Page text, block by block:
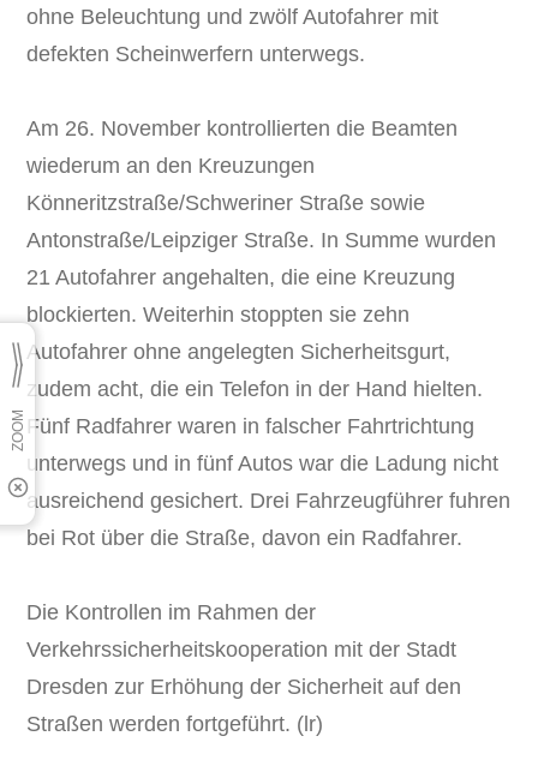
ohne Beleuchtung und zwölf Autofahrer mit
defekten Scheinwerfern unterwegs.
Am 26. November kontrollierten die Beamten
wiederum an den Kreuzungen
Könneritzstraße/Schweriner Straße sowie
Antonstraße/Leipziger Straße. In Summe wurden
21 Autofahrer angehalten, die eine Kreuzung
blockierten. Weiterhin stoppten sie zehn
Autofahrer ohne angelegten Sicherheitsgurt,
zudem acht, die ein Telefon in der Hand hielten.
Fünf Radfahrer waren in falscher Fahrtrichtung
unterwegs und in fünf Autos war die Ladung nicht
ausreichend gesichert. Drei Fahrzeugführer fuhren
bei Rot über die Straße, davon ein Radfahrer.
Die Kontrollen im Rahmen der
Verkehrssicherheitskooperation mit der Stadt
Dresden zur Erhöhung der Sicherheit auf den
Straßen werden fortgeführt. (lr)